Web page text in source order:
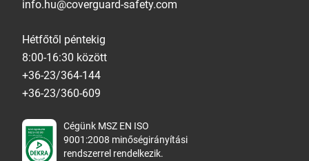
info.hu@coverguard-safety.com
Hétfőtől péntekig
8:00-16:30 között
+36-23/364-144
+36-23/360-609
Cégünk MSZ EN ISO
9001:2008 minőségirányítási
rendszerrel rendelkezik.